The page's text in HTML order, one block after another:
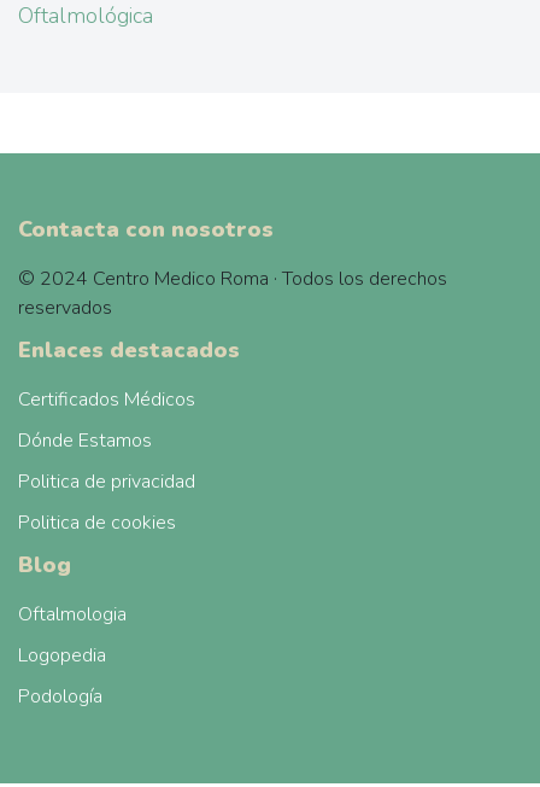
Oftalmológica
Contacta con nosotros
© 2024 Centro Medico Roma · Todos los derechos
reservados
Enlaces destacados
Certificados Médicos
Dónde Estamos
Politica de privacidad
Politica de cookies
Blog
Oftalmologia
Logopedia
Podología